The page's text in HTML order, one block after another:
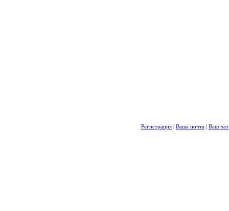
Регистрация | Ваша почта | Ваш чат